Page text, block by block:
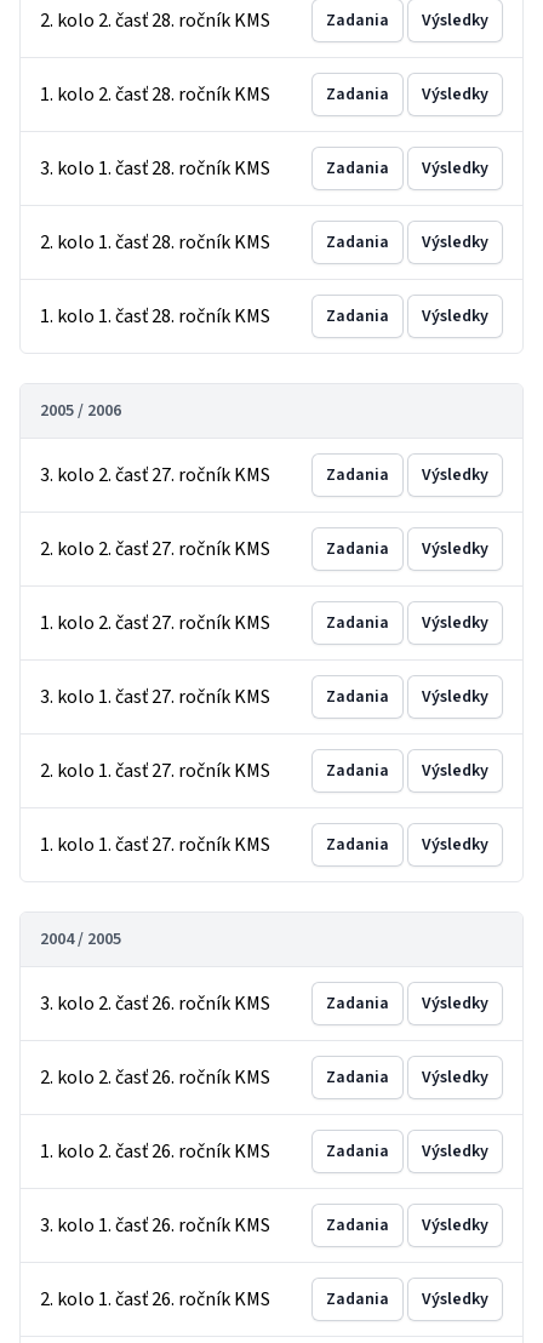
2. kolo 2. časť 28. ročník KMS Zadania Výsledky
1. kolo 2. časť 28. ročník KMS Zadania Výsledky
3. kolo 1. časť 28. ročník KMS Zadania Výsledky
2. kolo 1. časť 28. ročník KMS Zadania Výsledky
1. kolo 1. časť 28. ročník KMS Zadania Výsledky
2005 / 2006
3. kolo 2. časť 27. ročník KMS Zadania Výsledky
2. kolo 2. časť 27. ročník KMS Zadania Výsledky
1. kolo 2. časť 27. ročník KMS Zadania Výsledky
3. kolo 1. časť 27. ročník KMS Zadania Výsledky
2. kolo 1. časť 27. ročník KMS Zadania Výsledky
1. kolo 1. časť 27. ročník KMS Zadania Výsledky
2004 / 2005
3. kolo 2. časť 26. ročník KMS Zadania Výsledky
2. kolo 2. časť 26. ročník KMS Zadania Výsledky
1. kolo 2. časť 26. ročník KMS Zadania Výsledky
3. kolo 1. časť 26. ročník KMS Zadania Výsledky
2. kolo 1. časť 26. ročník KMS Zadania Výsledky